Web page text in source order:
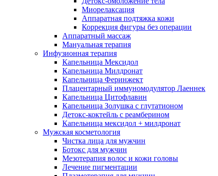
Миорелаксация
Аппаратная подтяжка кожи
Коррекция фигуры без операции
Аппаратный массаж
Мануальная терапия
Инфузионная терапия
Капельница Мексидол
Капельница Милдронат
Капельница Феринжект
Плацентарный иммуномодулятор Лаеннек
Капельница Цитофлавин
Капельница Золушка с глутатионом
Детокс-коктейль с реамберином
Капельница мексидол + милдронат
Мужская косметология
Чистка лица для мужчин
Ботокс для мужчин
Мезотерапия волос и кожи головы
Лечение пигментации